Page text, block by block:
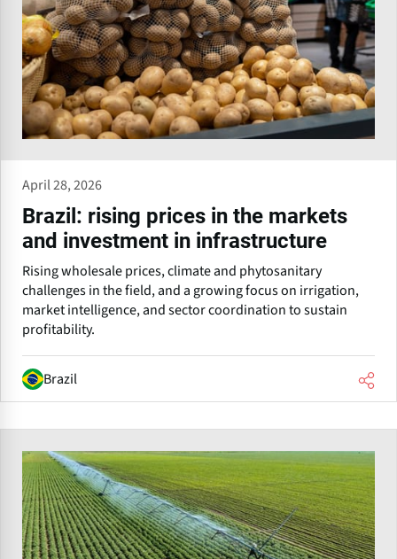
April 28, 2026
Brazil: rising prices in the markets
and investment in infrastructure
Rising wholesale prices, climate and phytosanitary
challenges in the field, and a growing focus on irrigation,
market intelligence, and sector coordination to sustain
profitability.
Brazil